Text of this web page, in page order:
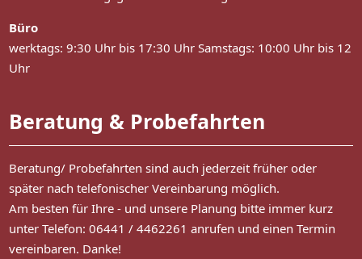
Büro
werktags: 9:30 Uhr bis 17:30 Uhr Samstags: 10:00 Uhr bis 12
Uhr
Beratung & Probefahrten
Beratung/ Probefahrten sind auch jederzeit früher oder
später nach telefonischer Vereinbarung möglich.
Am besten für Ihre - und unsere Planung bitte immer kurz
unter Telefon: 06441 / 4462261 anrufen und einen Termin
vereinbaren. Danke!